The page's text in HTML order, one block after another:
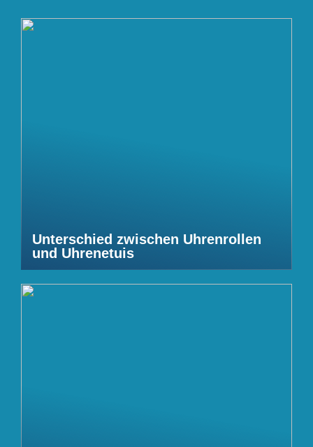
Unterschied zwischen Uhrenrollen
und Uhrenetuis